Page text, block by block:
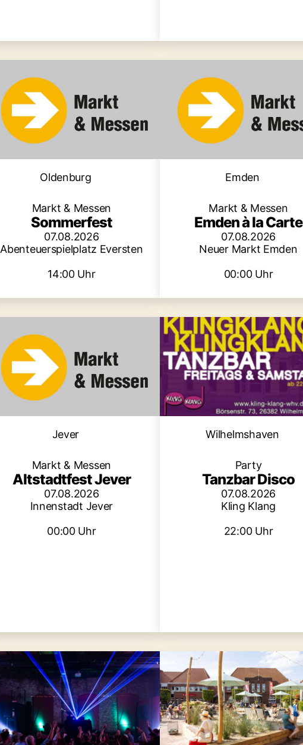
Kategorien
Oldenburg
Markt & Messen
Sommerfest
07.08.2026
Abenteuerspielplatz Eversten
14:00 Uhr
Kategorien
Emden
Markt & Messen
Emden à la Carte
07.08.2026
Neuer Markt Emden
00:00 Uhr
Kategorien
Jever
Markt & Messen
Altstadtfest Jever
07.08.2026
Innenstadt Jever
00:00 Uhr
Kategorien
Wilhelmshaven
Party
Tanzbar Disco
07.08.2026
Kling Klang
22:00 Uhr